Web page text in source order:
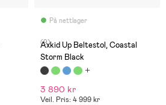
På nettlager
(9)
Axkid Up Beltestol, Coastal
Storm Black
3 890 kr
Veil. Pris: 4 999 kr